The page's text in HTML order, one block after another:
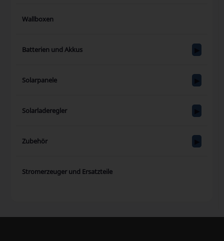
Wallboxen
Batterien und Akkus
Solarpanele
Solarladeregler
Zubehör
Stromerzeuger und Ersatzteile